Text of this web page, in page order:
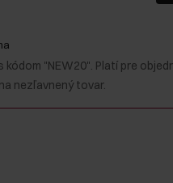
kódom "NEW20". Platí pre
nezľavnený tovar.